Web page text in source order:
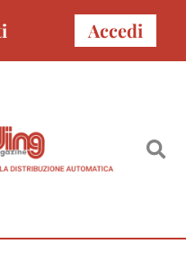
Accedi